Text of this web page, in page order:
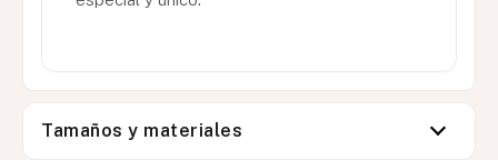
Tamaños y materiales